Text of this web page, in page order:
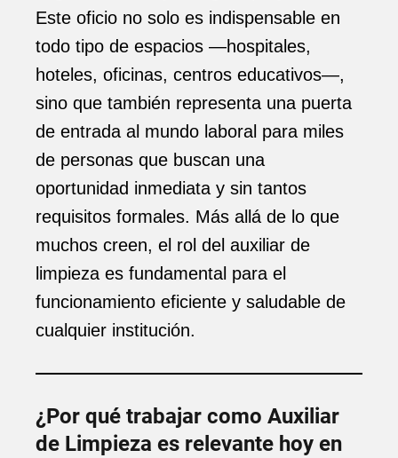
Este oficio no solo es indispensable en
todo tipo de espacios —hospitales,
hoteles, oficinas, centros educativos—,
sino que también representa una puerta
de entrada al mundo laboral para miles
de personas que buscan una
oportunidad inmediata y sin tantos
requisitos formales. Más allá de lo que
muchos creen, el rol del auxiliar de
limpieza es fundamental para el
funcionamiento eficiente y saludable de
cualquier institución.
¿Por qué trabajar como Auxiliar
de Limpieza es relevante hoy en